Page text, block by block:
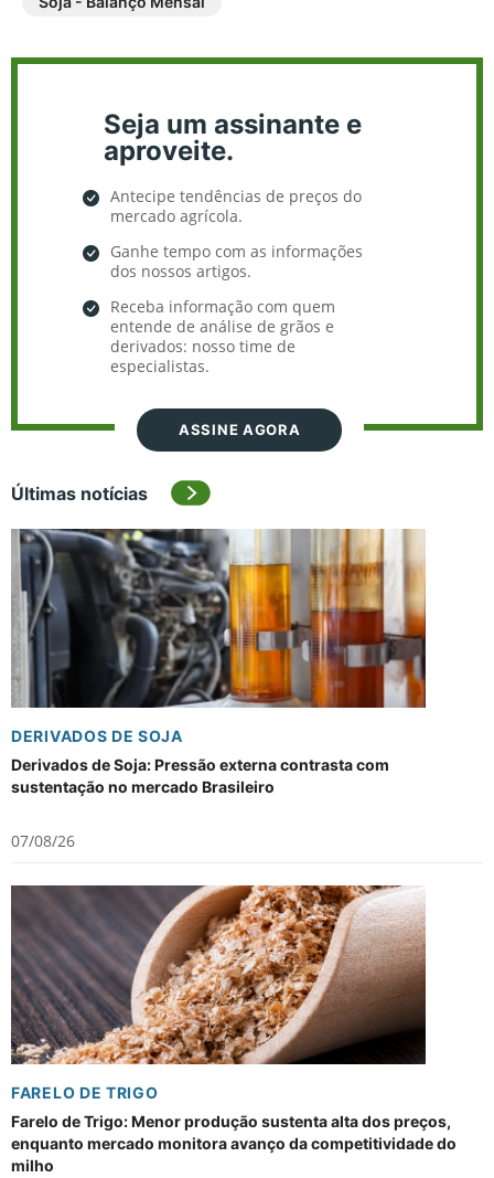
Seja um assinante e
aproveite.
Antecipe tendências de preços do
mercado agrícola.
Ganhe tempo com as informações
dos nossos artigos.
Receba informação com quem
entende de análise de grãos e
derivados: nosso time de
especialistas.
ASSINE AGORA
Últimas notícias
DERIVADOS DE SOJA
Derivados de Soja: Pressão externa contrasta com
sustentação no mercado Brasileiro
07/08/26
FARELO DE TRIGO
Farelo de Trigo: Menor produção sustenta alta dos preços,
enquanto mercado monitora avanço da competitividade do
milho